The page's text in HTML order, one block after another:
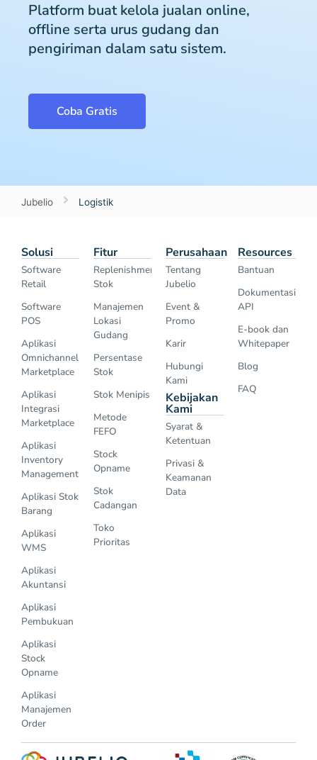
Platform buat kelola jualan online,
offline serta urus gudang dan
pengiriman dalam satu sistem.
Coba Gratis
Jubelio Logistik
Solusi
Software
Retail
Software
POS
Aplikasi
Omnichannel
Marketplace
Aplikasi
Integrasi
Marketplace
Aplikasi
Inventory
Management
Aplikasi Stok
Barang
Aplikasi
WMS
Aplikasi
Akuntansi
Aplikasi
Pembukuan
Aplikasi
Stock
Opname
Aplikasi
Manajemen
Order
Fitur
Replenishment
Stok
Manajemen
Lokasi
Gudang
Persentase
Stok
Stok Menipis
Metode
FEFO
Stock
Opname
Stok
Cadangan
Toko
Prioritas
Perusahaan
Tentang
Jubelio
Event &
Promo
Karir
Hubungi
Kami
Kebijakan
Kami
Syarat &
Ketentuan
Privasi &
Keamanan
Data
Resources
Bantuan
Dokumentasi
API
E-book dan
Whitepaper
Blog
FAQ